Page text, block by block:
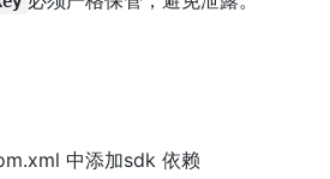
中添加sdk 依赖